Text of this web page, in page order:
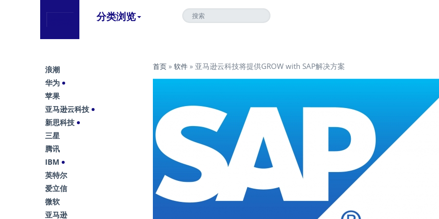
分类浏览
首页 » 软件 » 亚马逊云科技将提供GROW with SAP解决方案
浪潮
华为
苹果
亚马逊云科技
新思科技
三星
腾讯
IBM
英特尔
爱立信
微软
亚马逊